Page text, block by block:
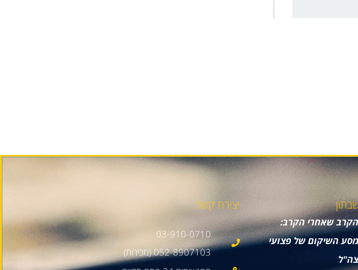
הקרב שאחרי הקרב:
מסע השיקום של פצועי
יצירת קשר
03-910-0710
052-8907103 (מכירות)